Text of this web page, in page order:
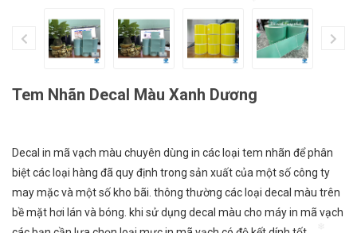
Tem Nhãn Decal Màu Xanh Dương
Decal in mã vạch màu chuyên dùng in các loại tem nhãn để phân
biệt các loại hàng đã quy định trong sản xuất của một số công ty
may mặc và một số kho bãi. thông thường các loại decal màu trên
bề mặt hơi lán và bóng. khi sử dụng decal màu cho máy in mã vạch
❄